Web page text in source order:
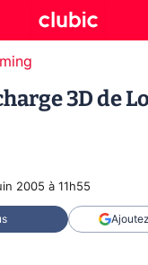
3D de
2005 à 11h55